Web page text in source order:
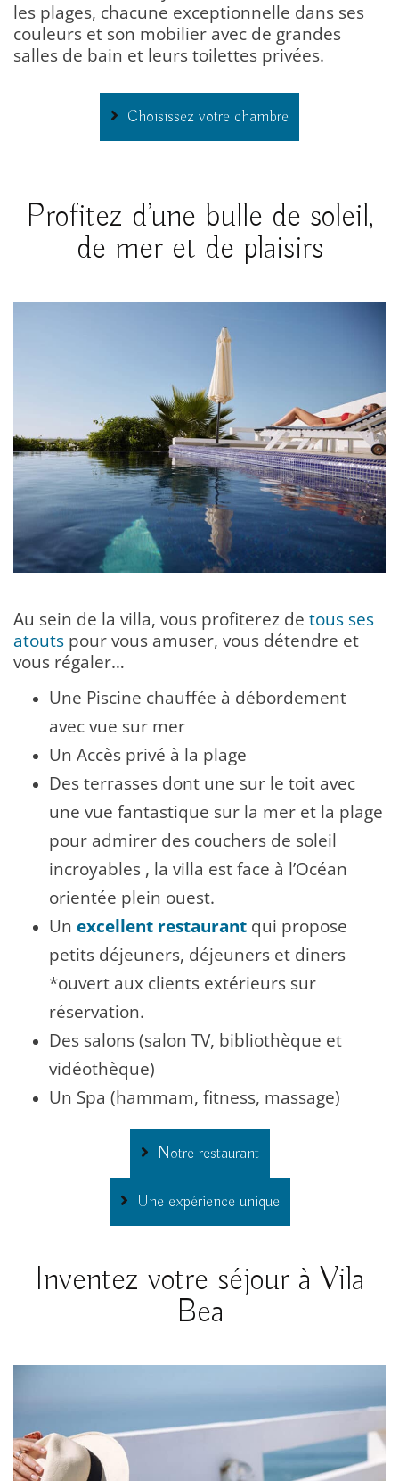
les plages, chacune exceptionnelle dans ses
couleurs et son mobilier avec de grandes
salles de bain et leurs toilettes privées.
Choisissez votre chambre
Profitez d’une bulle de soleil,
de mer et de plaisirs
Au sein de la villa, vous profiterez de tous ses
atouts pour vous amuser, vous détendre et
vous régaler…
Une Piscine chauffée à débordement
avec vue sur mer
Un Accès privé à la plage
Des terrasses dont une sur le toit avec
une vue fantastique sur la mer et la plage
pour admirer des couchers de soleil
incroyables , la villa est face à l’Océan
orientée plein ouest.
Un excellent restaurant qui propose
petits déjeuners, déjeuners et diners
*ouvert aux clients extérieurs sur
réservation.
Des salons (salon TV, bibliothèque et
vidéothèque)
Un Spa (hammam, fitness, massage)
Notre restaurant
Une expérience unique
Inventez votre séjour à Vila
Bea